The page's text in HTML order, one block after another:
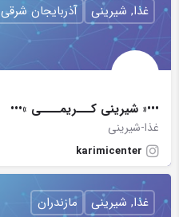
•••« ‎شيرينى كـــريمــــى »•••
غذا-شیرینی
karimicenter
غذا, شیرینی آذربایجان شرقی
غذا, شیرینی مازندران